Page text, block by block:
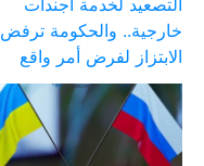
خارجية.. والحكومة ترفض
الابتزاز لفرض أمر واقع